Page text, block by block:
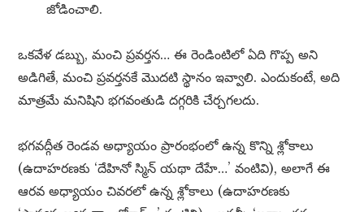
జోడించాలి.
ఒకవేళ డబ్బు, మంచి ప్రవర్తన… ఈ రెండింటిలో ఏది గొప్ప అని
అడిగితే, మంచి ప్రవర్తనకే మొదటి స్థానం ఇవ్వాలి. ఎందుకంటే, అది
మాత్రమే మనిషిని భగవంతుడి దగ్గరికి చేర్చగలదు.
భగవద్గీత రెండవ అధ్యాయం ప్రారంభంలో ఉన్న కొన్ని శ్లోకాలు
(ఉదాహరణకు ‘దేహినో స్మిన్ యథా దేహే…’ వంటివి), అలాగే ఈ
ఆరవ అధ్యాయం చివరలో ఉన్న శ్లోకాలు (ఉదాహరణకు